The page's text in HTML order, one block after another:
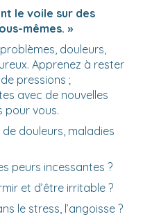
le voile sur des
mêmes. »
douleurs,
Apprenez à rester
pressions ;
avec de nouvelles
pour vous.
douleurs, maladies
peurs incessantes ?
et d’être irritable ?
le stress, l’angoisse ?